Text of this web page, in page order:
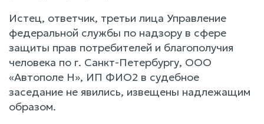
Истец, ответчик, третьи лица Управление
федеральной службы по надзору в сфере
защиты прав потребителей и благополучия
человека по г. Санкт-Петербургу, ООО
«Автополе Н», ИП ФИО2 в судебное
заседание не явились, извещены надлежащим
образом.